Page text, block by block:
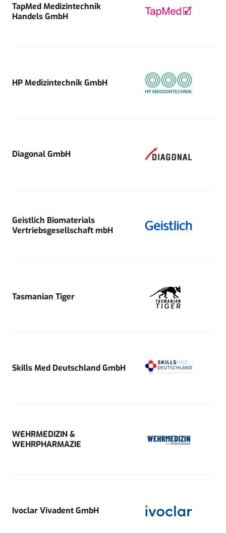
TapMed Medizintechnik
Handels GmbH
HP Medizintechnik GmbH
Diagonal GmbH
Geistlich Biomaterials
Vertriebsgesellschaft mbH
Tasmanian Tiger
Skills Med Deutschland GmbH
WEHRMEDIZIN &
WEHRPHARMAZIE
Ivoclar Vivadent GmbH